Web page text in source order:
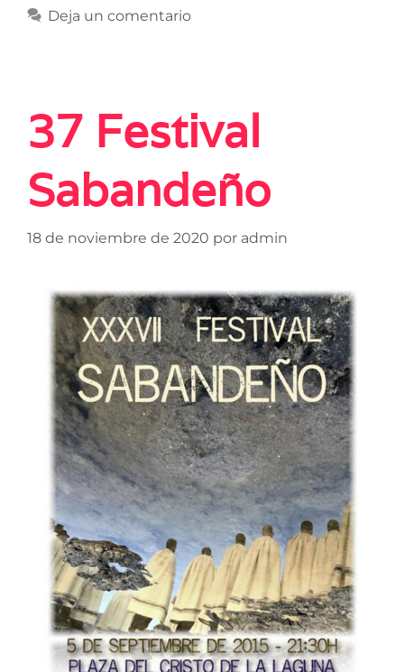
Deja un comentario
37 Festival
Sabandeño
18 de noviembre de 2020 por admin